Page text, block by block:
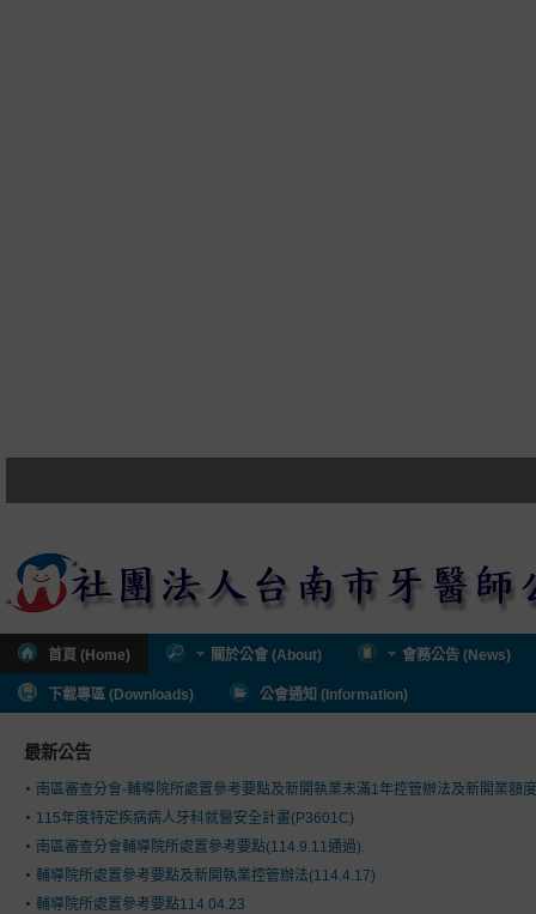
首頁 (Home) 關於公會 (About) 會務公告 (News)
下載專區 (Downloads) 公會通知 (Information)
最新公告
南區審查分會-輔導院所處置參考要點及新開執業未滿1年控管辦法及新開業額
115年度特定疾病病人牙科就醫安全計畫(P3601C)
南區審查分會輔導院所處置參考要點(114.9.11通過).
輔導院所處置參考要點及新開執業控管辦法(114.4.17)
輔導院所處置參考要點114.04.23